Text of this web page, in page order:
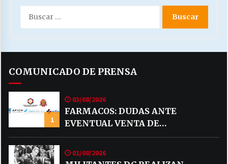
por:
COMUNICADO DE PRENSA
1
03/08/2026
FARMACOS: DUDAS ANTE
EVENTUAL VENTA DE
MEDICAMENTOS POR MERCADO
LIBRE
01/08/2026